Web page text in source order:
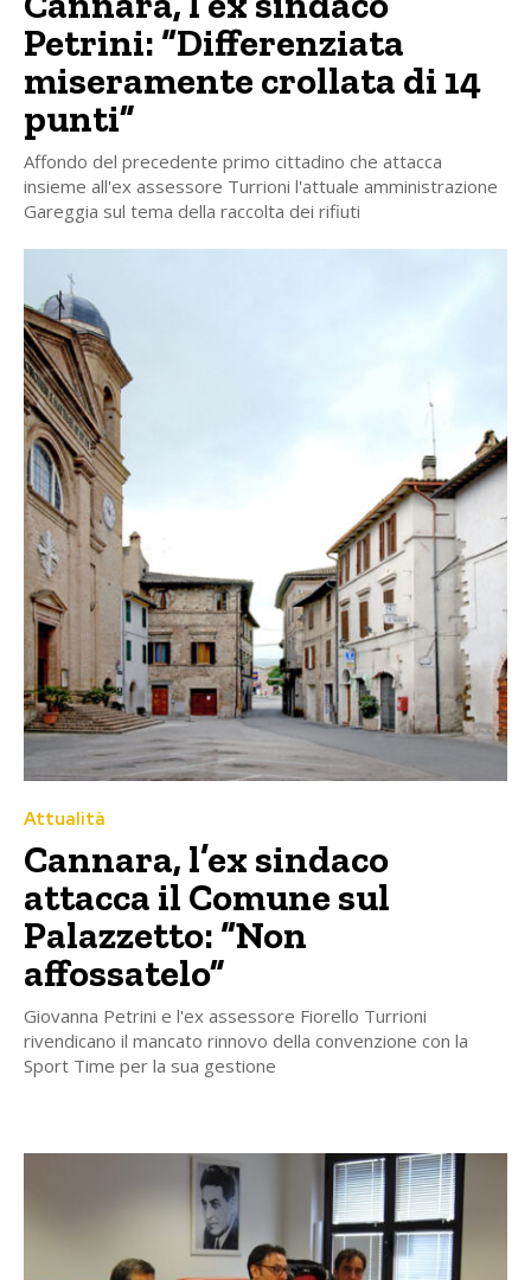
Petrini: “Differenziata
miseramente crollata di 14
punti”
Affondo del precedente primo cittadino che attacca
insieme all'ex assessore Turrioni l'attuale amministrazione
Gareggia sul tema della raccolta dei rifiuti
Attualità
Cannara, l’ex sindaco
attacca il Comune sul
Palazzetto: “Non
affossatelo”
Giovanna Petrini e l'ex assessore Fiorello Turrioni
rivendicano il mancato rinnovo della convenzione con la
Sport Time per la sua gestione